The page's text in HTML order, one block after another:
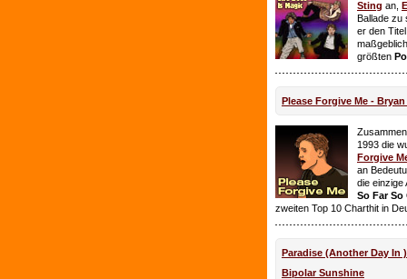
Sting an,
Ballade zu
er den
größten
Please Forgive Me -
1993 die
Forgive
an
die einzige
So Far So
zweiten Top 10 Charthit in
Paradise (Another Day In
Bipolar Sunshine